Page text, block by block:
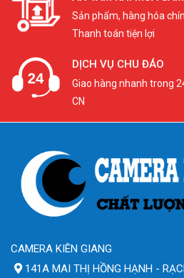
Sản phẩm, hàng hóa
Thanh toán tiện lợi
DỊCH VỤ CHU ĐÁO
Giao hàng nhanh trong
CN
CAMERA KIÊN GIANG
141A MAI THỊ HỒNG HẠNH -